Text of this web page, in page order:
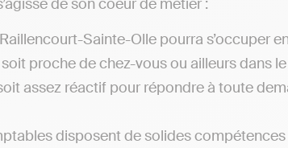
Sainte-Olle pourra s’occuper
proche de chez-vous ou ailleurs dans
assez réactif pour répondre à toute
disposent de solides